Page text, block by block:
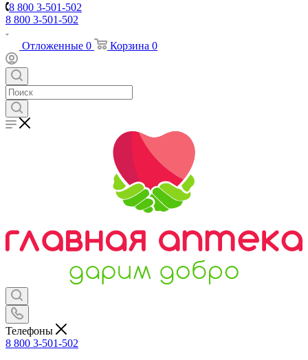
8 800 3-501-502
8 800 3-501-502
Отложенные 0 Корзина 0
Телефоны
8 800 3-501-502